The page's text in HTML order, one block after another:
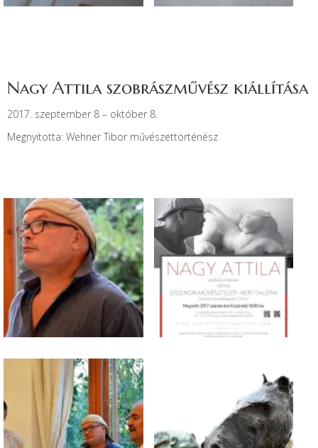
Nagy Attila szobrászművész kiállítása
2017. szeptember 8 – október 8.
Megnyitotta: Wehner Tibor művészettörténész